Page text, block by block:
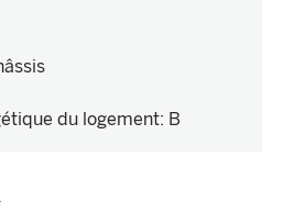
du logement: B